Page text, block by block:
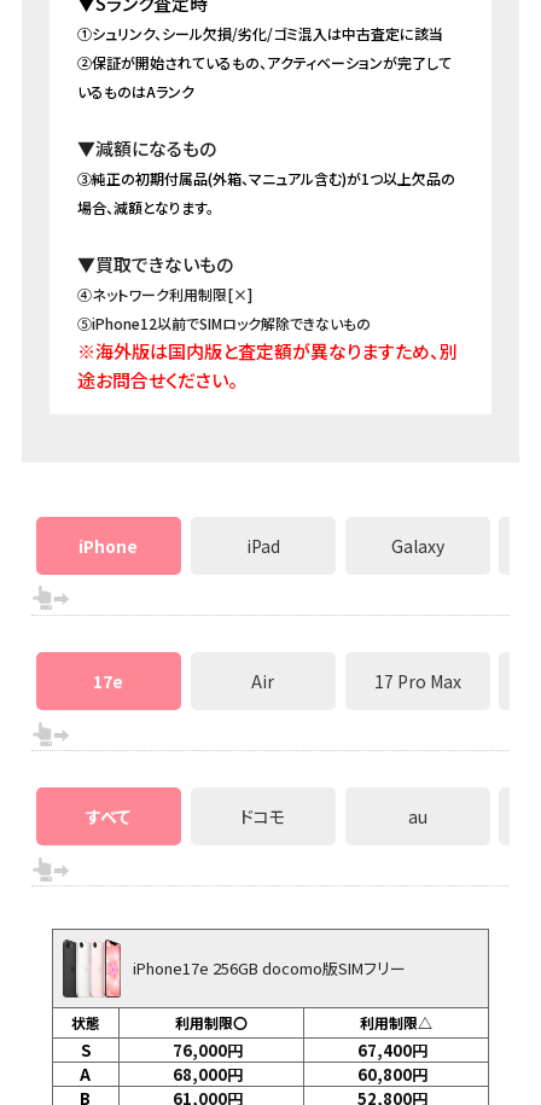
①シュリンク、シール欠損/劣化/ゴミ混入は中古査定に該当
②保証が開始されているもの、アクティベーションが完了して
いるものはAランク
▼減額になるもの
③純正の初期付属品(外箱、マニュアル含む)が1つ以上欠品の
場合、減額となります。
▼買取できないもの
④ネットワーク利用制限[×]
⑤iPhone12以前でSIMロック解除できないもの
※海外版は国内版と査定額が異なりますため、別
途お問合せください。
iPhone iPad Galaxy
17e Air 17 Pro Max
すべて ドコモ au
iPhone17e 256GB docomo版SIMフリー
状態 利用制限〇 利用制限△
S 76,000円 67,400円
A
68,000円 60,800円
B
61,000円 52,800円